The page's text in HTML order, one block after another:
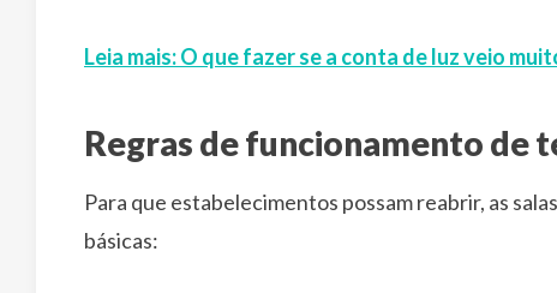
Leia mais: O que fazer se a conta de luz veio
Regras de funcionamento de
Para que estabelecimentos possam reabrir, as
básicas: